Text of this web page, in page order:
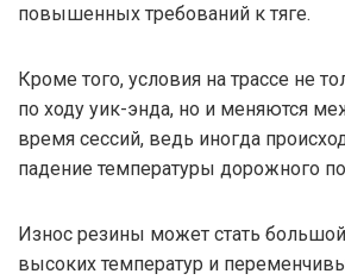
повышенных требований к тяге.
Кроме того, условия на трассе не
по ходу уик-энда, но и меняются
время сессий, ведь иногда
падение температуры дорожного
Износ резины может стать
высоких температур и